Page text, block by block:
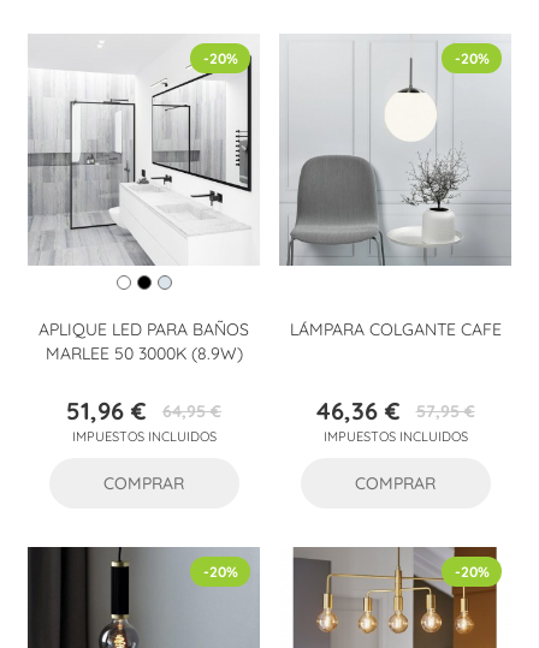
APLIQUE LED PARA BAÑOS
MARLEE 50 3000K (8.9W)
Precio
51,96 €Precio
base
64,95 €
IMPUESTOS INCLUIDOS
-20%
COMPRAR
LÁMPARA COLGANTE CAFE
Precio
46,36 €Precio
base
57,95 €
IMPUESTOS INCLUIDOS
-20%
COMPRAR
-20% -20%